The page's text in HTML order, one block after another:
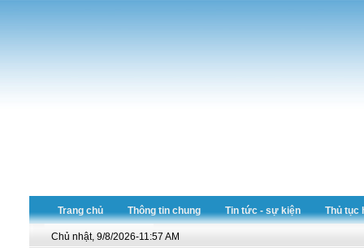
Trang chủ Thông tin chung Tin tức - sự kiện Thủ tục
Chủ nhật, 9/8/2026-11:57 AM